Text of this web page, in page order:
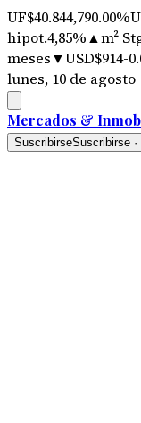
UF$40.844,790.00%
hipot.4,85%▲m²
meses▼USD$914-
lunes, 10 de agosto
Mercados &
SuscribirseSuscribirse ·